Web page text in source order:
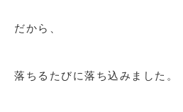
だから、
落ちるたびに落ち込みました。